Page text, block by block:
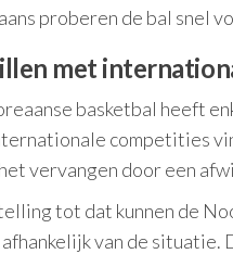
proberen de bal snel
met
basketbal heeft
competities
vervangen door een
tot dat kunnen de
van de